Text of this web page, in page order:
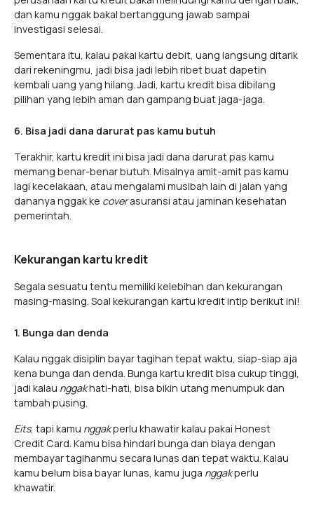
dan kamu nggak bakal bertanggung jawab sampai
investigasi selesai.
Sementara itu, kalau pakai kartu debit, uang langsung ditarik
dari rekeningmu, jadi bisa jadi lebih ribet buat dapetin
kembali uang yang hilang. Jadi, kartu kredit bisa dibilang
pilihan yang lebih aman dan gampang buat jaga-jaga.
6. Bisa jadi dana darurat pas kamu butuh
Terakhir, kartu kredit ini bisa jadi dana darurat pas kamu
memang benar-benar butuh. Misalnya amit-amit pas kamu
lagi kecelakaan, atau mengalami musibah lain di jalan yang
dananya nggak ke coverasuransi atau jaminan kesehatan
pemerintah.
Kekurangan kartu kredit
Segala sesuatu tentu memiliki kelebihan dan kekurangan
masing-masing. Soal kekurangan kartu kredit intip berikut ini!
1. Bunga dan denda
Kalau nggak disiplin bayar tagihan tepat waktu, siap-siap aja
kena bunga dan denda. Bunga kartu kredit bisa cukup tinggi,
jadi kalau nggakhati-hati, bisa bikin utang menumpuk dan
tambah pusing.
Eits, tapi kamu nggakperlu khawatir kalau pakai Honest
Credit Card. Kamu bisa hindari bunga dan biaya dengan
membayar tagihanmu secara lunas dan tepat waktu. Kalau
kamu belum bisa bayar lunas, kamu juga nggakperlu
khawatir.